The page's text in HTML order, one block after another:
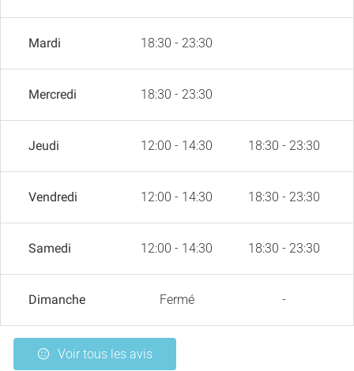
Mardi 18:30 - 23:30
Mercredi 18:30 - 23:30
Jeudi 12:00 - 14:30 18:30 - 23:30
Vendredi 12:00 - 14:30 18:30 - 23:30
Samedi 12:00 - 14:30 18:30 - 23:30
Dimanche Fermé -
Voir tous les avis